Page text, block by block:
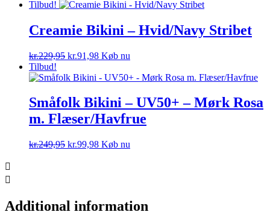
oprindelige
var:
kr.379,95.
aktuelle
er:
kr.132,98.
Tilbud!
Creamie Bikini – Hvid/Navy Stribet
kr.229,95 Den
pris
kr.229,95.
kr.91,98Den
pris
kr.91,98.
Køb nu
Tilbud!
Småfolk Bikini – UV50+ – Mørk Rosa
m. Flæser/Havfrue
kr.249,95 Den
kr.99,98Den
Køb nu
Additional information